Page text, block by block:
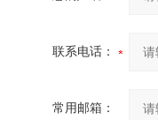
联系电话：
常用邮箱：